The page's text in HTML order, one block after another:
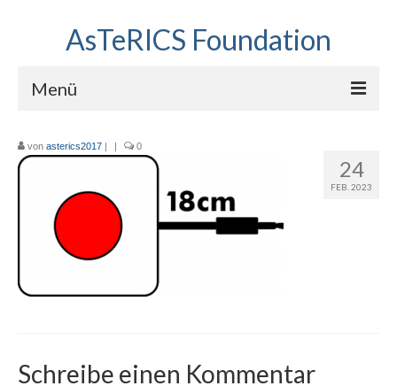
AsTeRICS Foundation
Menü
Über uns
Linkliste
24
FEB. 2023
von asterics2017 | | 0
Schreibe einen Kommentar